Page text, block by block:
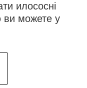
илососні
ви можете у